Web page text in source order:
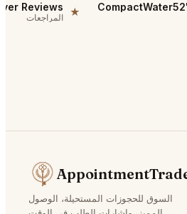
★ المراجعات
السوق للحجوزات المستحيلة، الوصول